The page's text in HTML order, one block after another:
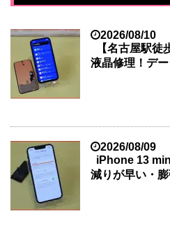
2026/08/10
【名古屋駅
液晶修理！デ
2026/08/09
iPhone 13
減りが早い・